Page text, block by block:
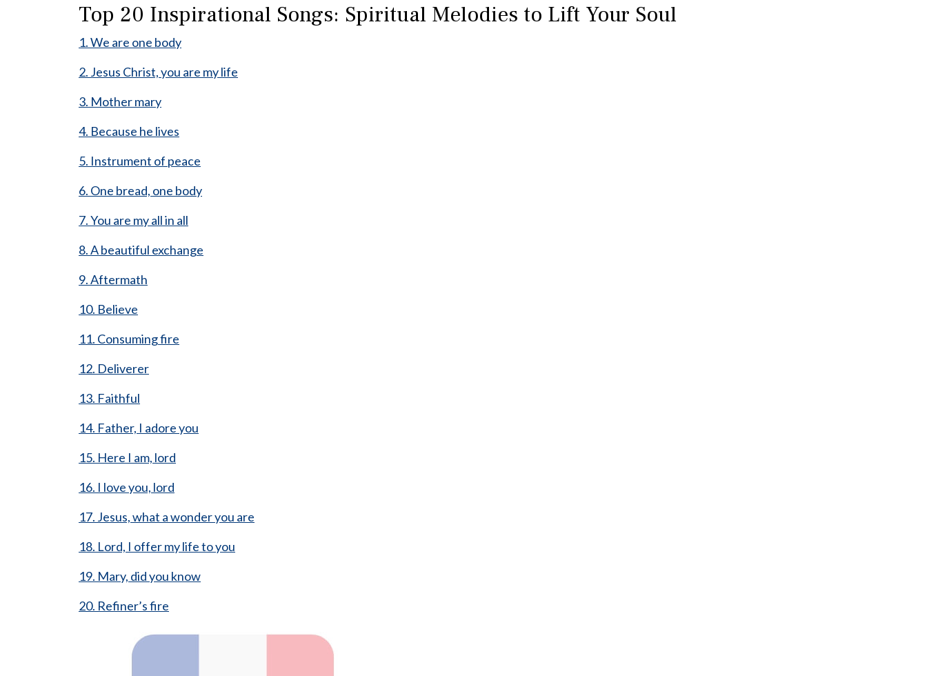
Top 20 Inspirational Songs: Spiritual Melodies to Lift Your Soul
1. We are one body
2. Jesus Christ, you are my life
3. Mother mary
4. Because he lives
5. Instrument of peace
6. One bread, one body
7. You are my all in all
8. A beautiful exchange
9. Aftermath
10. Believe
11. Consuming fire
12. Deliverer
13. Faithful
14. Father, I adore you
15. Here I am, lord
16. I love you, lord
17. Jesus, what a wonder you are
18. Lord, I offer my life to you
19. Mary, did you know
20. Refiner’s fire